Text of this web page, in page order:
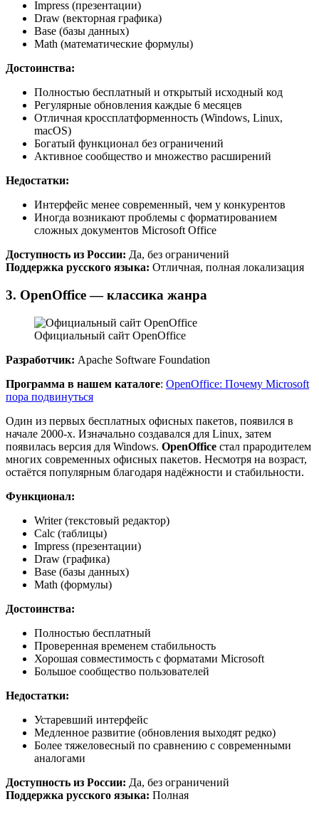
Impress (презентации)
Draw (векторная графика)
Base (базы данных)
Math (математические формулы)
Достоинства:
Полностью бесплатный и открытый исходный код
Регулярные обновления каждые 6 месяцев
Отличная кроссплатформенность (Windows, Linux,
macOS)
Богатый функционал без ограничений
Активное сообщество и множество расширений
Недостатки:
Интерфейс менее современный, чем у конкурентов
Иногда возникают проблемы с форматированием
сложных документов Microsoft Office
Доступность из России: Да, без ограничений
Поддержка русского языка: Отличная, полная локализация
3. OpenOffice — классика жанра
Официальный сайт OpenOffice
Разработчик: Apache Software Foundation
Программа в нашем каталоге: OpenOffice: Почему Microsoft
пора подвинуться
Один из первых бесплатных офисных пакетов, появился в
начале 2000-х. Изначально создавался для Linux, затем
появилась версия для Windows. OpenOffice стал прародителем
многих современных офисных пакетов. Несмотря на возраст,
остаётся популярным благодаря надёжности и стабильности.
Функционал:
Writer (текстовый редактор)
Calc (таблицы)
Impress (презентации)
Draw (графика)
Base (базы данных)
Math (формулы)
Достоинства:
Полностью бесплатный
Проверенная временем стабильность
Хорошая совместимость с форматами Microsoft
Большое сообщество пользователей
Недостатки:
Устаревший интерфейс
Медленное развитие (обновления выходят редко)
Более тяжеловесный по сравнению с современными
аналогами
Доступность из России: Да, без ограничений
Поддержка русского языка: Полная